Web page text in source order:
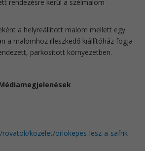
rendezésre kerül a szélmalom
a helyreállított malom mellett egy
a malomhoz illeszkedő kiállítóház fogja
parkosított környezetben.
kozelet/orlokepes-lesz-a-safrik-